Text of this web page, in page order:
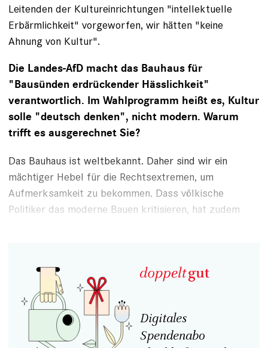
Leitenden der Kultureinrichtungen "intellektuelle
Erbärmlichkeit" vorgeworfen, wir hätten "keine
Ahnung von Kultur".
Die Landes-AfD macht das Bauhaus für
"Bausünden erdrückender Hässlichkeit"
verantwortlich. Im Wahlprogramm heißt es, Kultur
solle "deutsch denken", nicht modern. Warum
trifft es ausgerechnet Sie?
Das Bauhaus ist weltbekannt. Daher sind wir ein
mächtiger Hebel für die Rechtsextremen, um
Aufmerksamkeit zu bekommen. Dass völkische
Politiker das moderne Bauen kritisieren, hat zudem
Digitales
Spendenabo